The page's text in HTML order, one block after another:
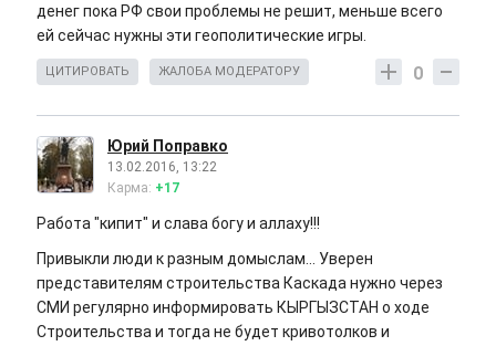
денег пока РФ свои проблемы не решит, меньше всего
ей сейчас нужны эти геополитические игры.
0
ЦИТИРОВАТЬ ЖАЛОБА МОДЕРАТОРУ
Юрий Поправко
13.02.2016, 13:22
Карма: +17
Работа "кипит" и слава богу и аллаху!!!
Привыкли люди к разным домыслам... Уверен
представителям строительства Каскада нужно через
СМИ регулярно информировать КЫРГЫЗСТАН о ходе
Строительства и тогда не будет кривотолков и